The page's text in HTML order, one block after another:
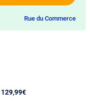
Rue du Commerce
129,99€